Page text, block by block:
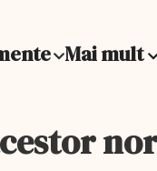
Mai mult